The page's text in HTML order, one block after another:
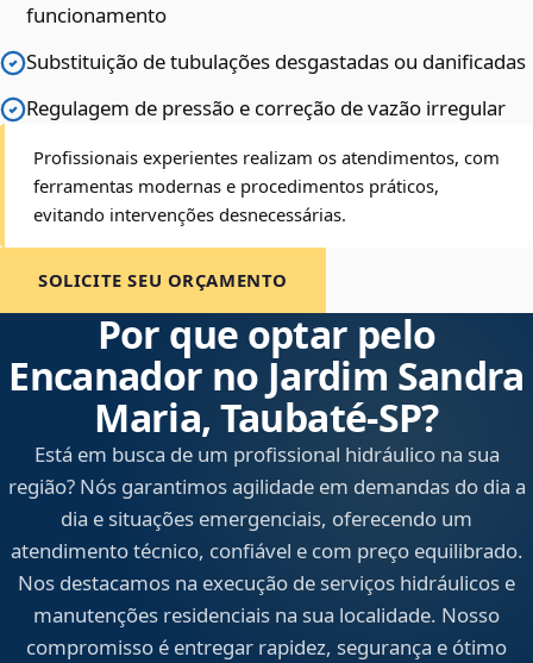
funcionamento
Substituição de tubulações desgastadas ou danificadas
Regulagem de pressão e correção de vazão irregular
Profissionais experientes realizam os atendimentos, com
ferramentas modernas e procedimentos práticos,
evitando intervenções desnecessárias.
SOLICITE SEU ORÇAMENTO
Por que optar pelo
Encanador no Jardim Sandra
Maria, Taubaté‑SP?
Está em busca de um profissional hidráulico na sua
região? Nós garantimos agilidade em demandas do dia a
dia e situações emergenciais, oferecendo um
atendimento técnico, confiável e com preço equilibrado.
Nos destacamos na execução de serviços hidráulicos e
manutenções residenciais na sua localidade. Nosso
compromisso é entregar rapidez, segurança e ótimo